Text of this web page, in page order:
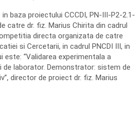
baza proiectului CCCDI, PN-III-P2-2.1-
catre dr. fiz. Marius Chirita din cadrul
directa organizata de catre
si Cercetarii, in cadrul PNCDI III, in
este: “Validarea experimentala a
de laborator. Demonstrator: sistem de
director de proiect dr. fiz. Marius